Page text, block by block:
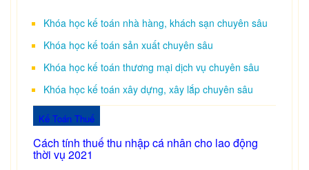
Khóa học kế toán nhà hàng, khách sạn chuyên sâu
Khóa học kế toán sản xuất chuyên sâu
Khóa học kế toán thương mại dịch vụ chuyên sâu
Khóa học kế toán xây dựng, xây lắp chuyên sâu
Kế Toán Thuế
Cách tính thuế thu nhập cá nhân cho lao động
thời vụ 2021